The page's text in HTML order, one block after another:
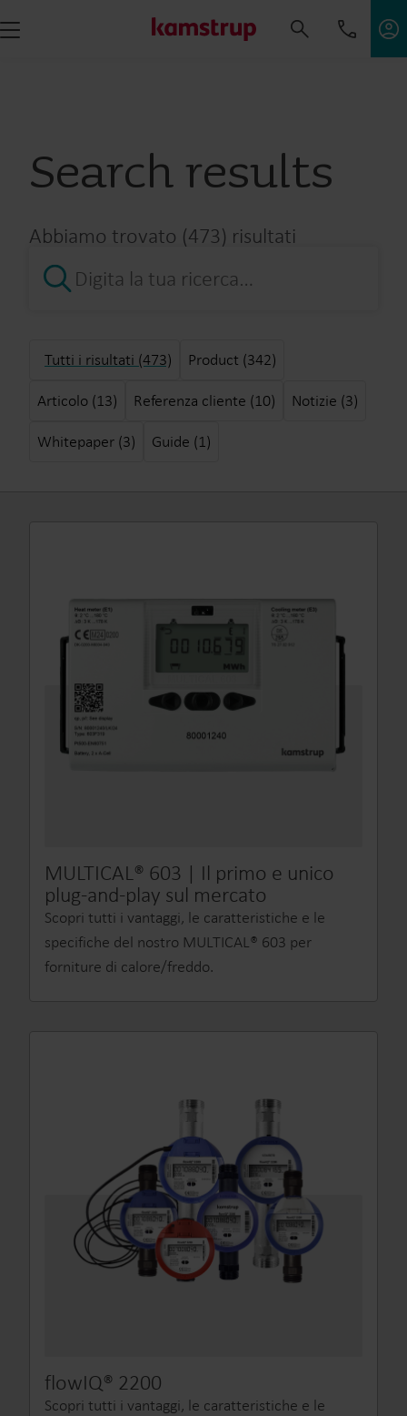
Search results
Abbiamo trovato (473) risultati
Tutti i risultati (473) Product (342)
Articolo (13) Referenza cliente (10) Notizie (3)
Whitepaper (3) Guide (1)
MULTICAL® 603 | Il primo e unico
plug-and-play sul mercato
Scopri tutti i vantaggi, le caratteristiche e le
specifiche del nostro MULTICAL® 603 per
forniture di calore/freddo.
flowIQ® 2200
Scopri tutti i vantaggi, le caratteristiche e le